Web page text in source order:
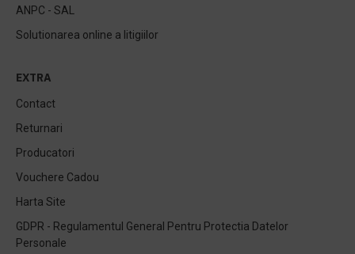
ANPC - SAL
Solutionarea online a litigiilor
EXTRA
Contact
Returnari
Producatori
Vouchere Cadou
Harta Site
GDPR - Regulamentul General Pentru Protectia Datelor
Personale